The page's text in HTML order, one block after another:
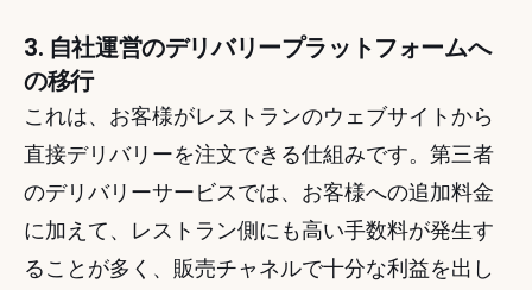
3. 自社運営のデリバリープラットフォームへ
の移行
これは、お客様がレストランのウェブサイトから
直接デリバリーを注文できる仕組みです。第三者
のデリバリーサービスでは、お客様への追加料金
に加えて、レストラン側にも高い手数料が発生す
ることが多く、販売チャネルで十分な利益を出し